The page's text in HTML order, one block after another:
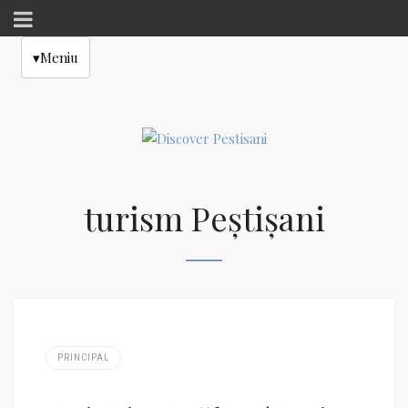
▾Meniu
turism Peștișani
PRINCIPAL